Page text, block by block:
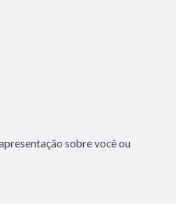
sobre você ou